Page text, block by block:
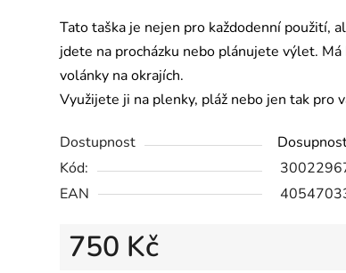
Tato taška je nejen pro každodenní použití,
jdete na procházku nebo plánujete výlet. Má
volánky na okrajích.
Využijete ji na plenky, pláž nebo jen tak pro
Dostupnost
Kód:
EAN
750 Kč